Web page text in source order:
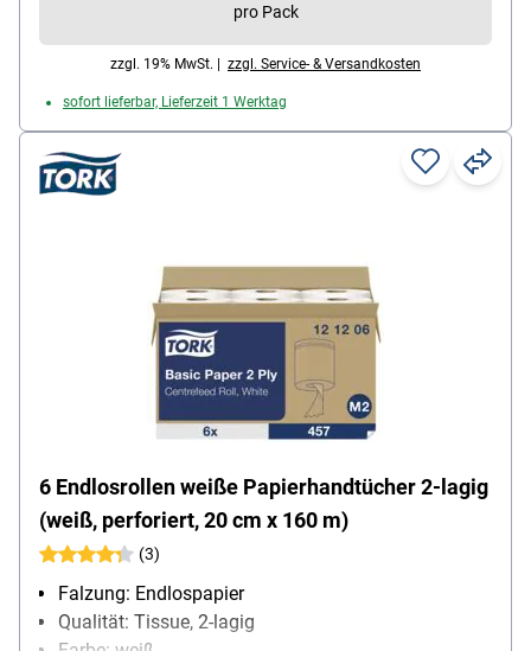
pro Pack
zzgl. 19% MwSt. | zzgl. Service- & Versandkosten
sofort lieferbar, Lieferzeit 1 Werktag
6 Endlosrollen weiße Papierhandtücher 2-lagig
(weiß, perforiert, 20 cm x 160 m)
(3)
Falzung: Endlospapier
Qualität: Tissue, 2-lagig